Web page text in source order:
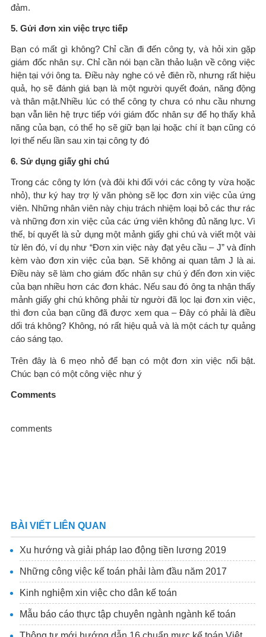
đảm.
5. Gửi đơn xin việc trực tiếp
Bạn có mất gì không? Chỉ cần đi đến công ty, và hỏi xin gặp
giám đốc nhân sự. Chỉ cần nói bạn cần thảo luận về công việc
hiện tại với ông ta. Điều này nghe có vẻ điên rồ, nhưng rất hiệu
quả, họ sẽ đánh giá bạn là một người quyết đoán, năng động
và thân mật.Nhiều lúc có thể công ty chưa có nhu cầu nhưng
bạn vẫn liên hệ trực tiếp với giám đốc nhân sự để họ thấy khả
năng của bạn, có thể họ sẽ giữ bạn lại hoặc chí ít bạn cũng có
lợi thế nếu lần sau xin tại công ty đó
6. Sử dụng giấy ghi chú
Trong các công ty lớn (và đôi khi đối với các công ty vừa hoặc
nhỏ), thư ký hay trợ lý văn phòng sẽ lọc đơn xin việc của ứng
viên. Những nhân viên này chịu trách nhiệm loại bỏ các thư rác
và những đơn xin việc của các ứng viên không đủ năng lực. Vì
thế, bí quyết là sử dụng một mảnh giấy ghi chú và viết một vài
từ lên đó, ví dụ như “Đơn xin việc này đạt yêu cầu – J” và đính
kèm vào đơn xin việc của bạn. Sẽ không ai quan tâm J là ai.
Điều này sẽ làm cho giám đốc nhân sự chú ý đến đơn xin việc
của bạn nhiều hơn các đơn khác. Nếu sau đó ông ta nhận thấy
mảnh giấy ghi chú không phải từ người đã lọc lại đơn xin việc,
thì đơn của bạn cũng đã được xem qua – Đây có phải là điều
dối trá không? Không, nó rất hiệu quả và là một cách tự quảng
cáo sáng tạo.
Trên đây là 6 mẹo nhỏ để bạn có một đơn xin việc nổi bật.
Chúc bạn có một công việc như ý
Comments
comments
BÀI VIẾT LIÊN QUAN
Xu hướng và giải pháp lao động tiền lương 2019
Những công việc kế toán phải làm đầu năm 2017
Kinh nghiệm xin việc cho dân kế toán
Mẫu báo cáo thực tập chuyên ngành ngành kế toán